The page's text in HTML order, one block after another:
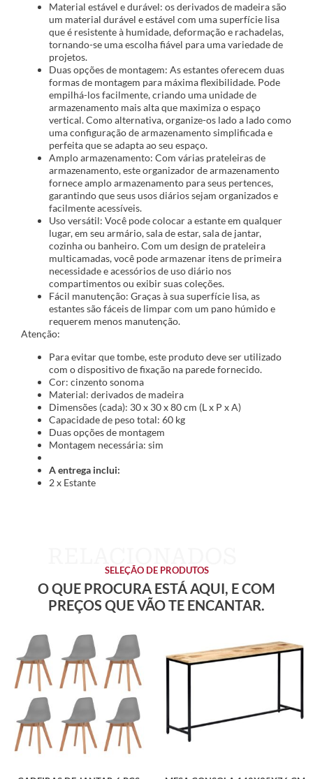
Material estável e durável: os derivados de madeira são
um material durável e estável com uma superfície lisa
que é resistente à humidade, deformação e rachadelas,
tornando-se uma escolha fiável para uma variedade de
projetos.
Duas opções de montagem: As estantes oferecem duas
formas de montagem para máxima flexibilidade. Pode
empilhá-los facilmente, criando uma unidade de
armazenamento mais alta que maximiza o espaço
vertical. Como alternativa, organize-os lado a lado como
uma configuração de armazenamento simplificada e
perfeita que se adapta ao seu espaço.
Amplo armazenamento: Com várias prateleiras de
armazenamento, este organizador de armazenamento
fornece amplo armazenamento para seus pertences,
garantindo que seus usos diários sejam organizados e
facilmente acessíveis.
Uso versátil: Você pode colocar a estante em qualquer
lugar, em seu armário, sala de estar, sala de jantar,
cozinha ou banheiro. Com um design de prateleira
multicamadas, você pode armazenar itens de primeira
necessidade e acessórios de uso diário nos
compartimentos ou exibir suas coleções.
Fácil manutenção: Graças à sua superfície lisa, as
estantes são fáceis de limpar com um pano húmido e
requerem menos manutenção.
Atenção:
Para evitar que tombe, este produto deve ser utilizado
com o dispositivo de fixação na parede fornecido.
Cor: cinzento sonoma
Material: derivados de madeira
Dimensões (cada): 30 x 30 x 80 cm (L x P x A)
Capacidade de peso total: 60 kg
Duas opções de montagem
Montagem necessária: sim
A entrega inclui:
2 x Estante
SELEÇÃO DE PRODUTOS
O QUE PROCURA ESTÁ AQUI, E COM
PREÇOS QUE VÃO TE ENCANTAR.